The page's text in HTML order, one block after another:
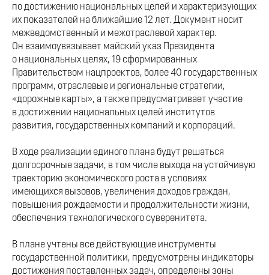
по достижению национальных целей и характеризующих
их показателей на ближайшие 12 лет. Документ носит
межведомственный и межотраслевой характер.
Он взаимоувязывает майский указ Президента
о национальных целях, 19 сформированных
Правительством нацпроектов, более 40 государственных
программ, отраслевые и региональные стратегии,
«дорожные карты», а также предусматривает участие
в достижении национальных целей институтов
развития, государственных компаний и корпораций.
В ходе реализации единого плана будут решаться
долгосрочные задачи, в том числе выхода на устойчивую
траекторию экономического роста в условиях
имеющихся вызовов, увеличения доходов граждан,
повышения рождаемости и продолжительности жизни,
обеспечения технологического суверенитета.
В плане учтены все действующие инструменты
государственной политики, предусмотрены индикаторы
достижения поставленных задач, определены зоны